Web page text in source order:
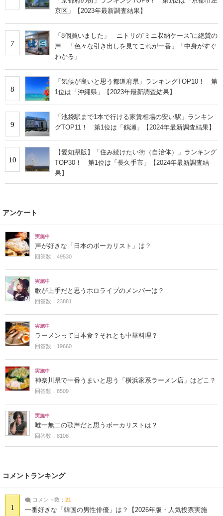
京区」【2023年最新調査結果】
7
「8個買いました」 ニトリの“ミニ収納ケース”に絶賛の
声 「色々な引き出しを見てこれが一番」「中身がすぐ
わかる」
8
「気候が良いと思う都道府県」ランキングTOP10！ 第
1位は「沖縄県」【2023年最新調査結果】
9
「池袋駅まで1本で行ける家賃相場の安い駅」ランキン
グTOP11！ 第1位は「鶴瀬」【2024年最新調査結果】
10
【愛知県版】「住み続けたい街（自治体）」ランキング
TOP30！ 第1位は「長久手市」【2024年最新調査結
果】
アンケート
実施中
声が好きな「日本のボーカリスト」は？
回答数：49530
実施中
歌が上手だと思うホロライブのメンバーは？
回答数：23881
実施中
ラーメンって日本食？それとも中華料理？
回答数：19660
実施中
神奈川県で一番うまいと思う「横浜家系ラーメン店」はどこ？
回答数：8509
実施中
唯一無二の歌声だと思うボーカリストは？
回答数：8108
コメントランキング
1
コメント数： 21
一番好きな「韓国の男性俳優」は？【2026年版・人気投票実施